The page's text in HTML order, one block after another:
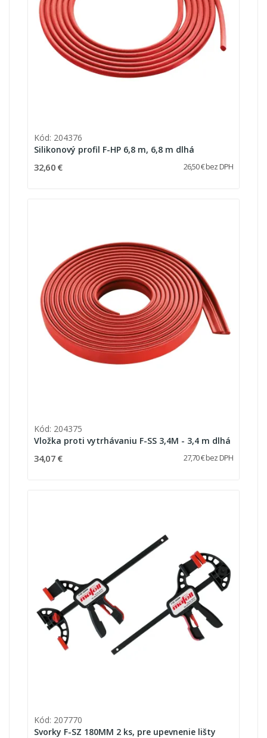
Kód: 204376
Silikonový profil F-HP 6,8 m, 6,8 m dlhá
32,60 € 26,50 € bez DPH
Kód: 204375
Vložka proti vytrhávaniu F-SS 3,4M - 3,4 m dlhá
34,07 € 27,70 € bez DPH
Kód: 207770
Svorky F-SZ 180MM 2 ks, pre upevnenie lišty